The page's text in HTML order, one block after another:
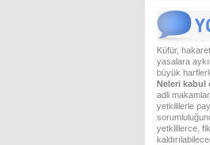
Küfür,
yasalara
büyük
Neleri kabul
adli
yetkililerle
yetkililerce,